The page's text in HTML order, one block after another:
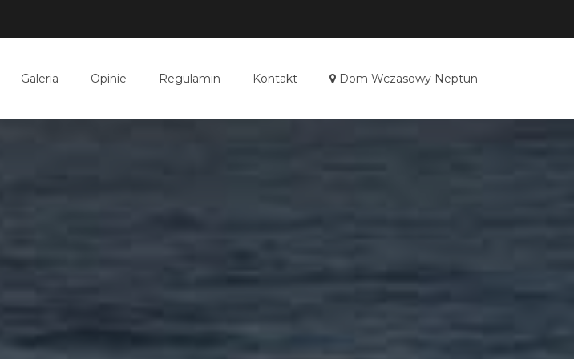
Galeria Opinie Regulamin Kontakt Dom Wczasowy Neptun